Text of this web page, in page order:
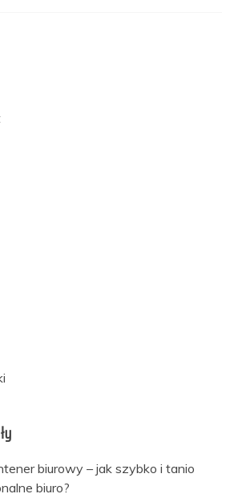
biurowy – jak szybko i tanio
biuro?